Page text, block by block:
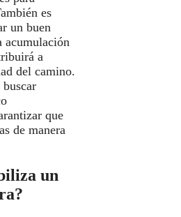
es
un buen
acumulación
a
del camino.
que
de manera
un